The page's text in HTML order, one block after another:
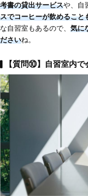
考書の貸出サービスや、自
スでコーヒーが飲めること
な自習室もあるので、 気に
ださいね。
【質問⑩】自習室内